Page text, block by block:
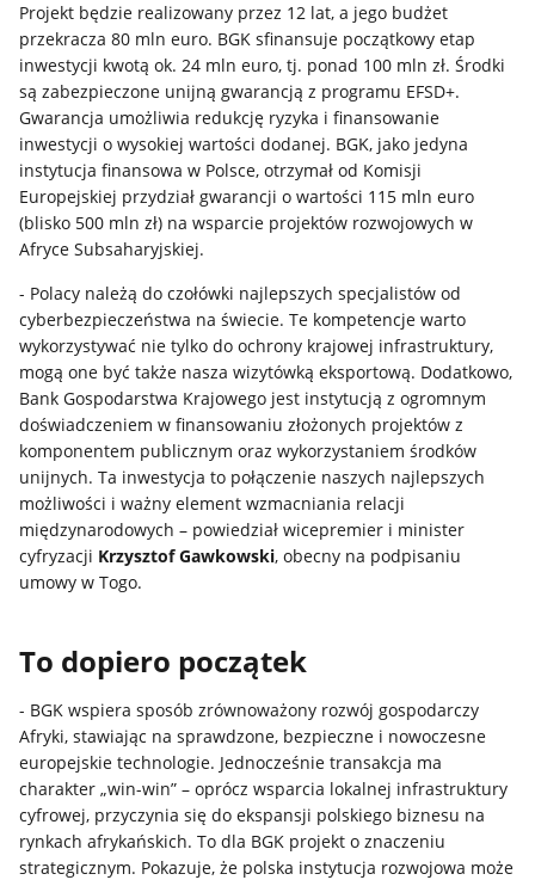
Projekt będzie realizowany przez 12 lat, a jego budżet
przekracza 80 mln euro. BGK sfinansuje początkowy etap
inwestycji kwotą ok. 24 mln euro, tj. ponad 100 mln zł. Środki
są zabezpieczone unijną gwarancją z programu EFSD+.
Gwarancja umożliwia redukcję ryzyka i finansowanie
inwestycji o wysokiej wartości dodanej. BGK, jako jedyna
instytucja finansowa w Polsce, otrzymał od Komisji
Europejskiej przydział gwarancji o wartości 115 mln euro
(blisko 500 mln zł) na wsparcie projektów rozwojowych w
Afryce Subsaharyjskiej.
- Polacy należą do czołówki najlepszych specjalistów od
cyberbezpieczeństwa na świecie. Te kompetencje warto
wykorzystywać nie tylko do ochrony krajowej infrastruktury,
mogą one być także nasza wizytówką eksportową. Dodatkowo,
Bank Gospodarstwa Krajowego jest instytucją z ogromnym
doświadczeniem w finansowaniu złożonych projektów z
komponentem publicznym oraz wykorzystaniem środków
unijnych. Ta inwestycja to połączenie naszych najlepszych
możliwości i ważny element wzmacniania relacji
międzynarodowych – powiedział wicepremier i minister
cyfryzacji Krzysztof Gawkowski, obecny na podpisaniu
umowy w Togo.
To dopiero początek
- BGK wspiera sposób zrównoważony rozwój gospodarczy
Afryki, stawiając na sprawdzone, bezpieczne i nowoczesne
europejskie technologie. Jednocześnie transakcja ma
charakter „win-win” – oprócz wsparcia lokalnej infrastruktury
cyfrowej, przyczynia się do ekspansji polskiego biznesu na
rynkach afrykańskich. To dla BGK projekt o znaczeniu
strategicznym. Pokazuje, że polska instytucja rozwojowa może